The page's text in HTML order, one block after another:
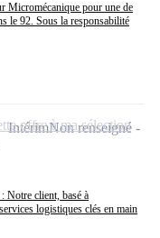
Micromécanique pour une de
le 92. Sous la responsabilité
client, basé à
logistiques clés en main
IntérimNon renseigné
offre à ma sélection